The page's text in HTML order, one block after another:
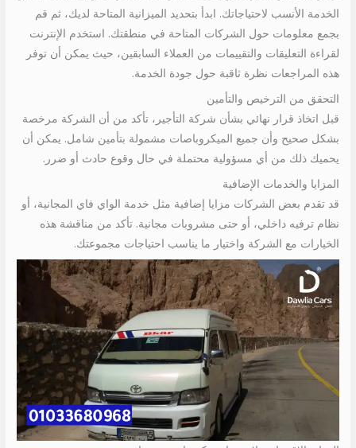
الخدمة الأنسب لاحتياجاتك. ابدأ بتحديد الميزانية المتاحة لديك، ثم قم
بجمع معلومات حول الشركات المتاحة في منطقتك. استخدم الإنترنت
لقراءة التعليقات والتقييمات من العملاء السابقين، حيث يمكن أن توفر
هذه المراجعات نظرة ثاقبة حول جودة الخدمة.
التحقق من الترخيص والتأمين
قبل اتخاذ قرار نهائي بشأن شركة التأجير، تأكد من أن الشركة مرخصة
بشكل صحيح وأن جميع الميكروباصات مشمولة بتأمين شامل. يمكن أن
يحميك ذلك من أي مسؤولية محتملة في حال وقوع حادث أو ضرر.
المزايا والخدمات الإضافية
قد تقدم بعض الشركات مزايا إضافية مثل خدمة الواي فاي المجانية، أو
نظام ترفيه داخلي، أو حتى مشروبات مجانية. تأكد من مناقشة هذه
الخيارات مع الشركة واختيار ما يناسب احتياجات مجموعتك.